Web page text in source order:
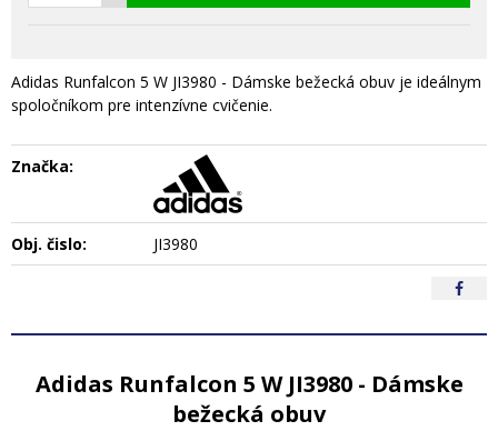
Adidas Runfalcon 5 W JI3980 - Dámske bežecká obuv je ideálnym
spoločníkom pre intenzívne cvičenie.
Značka:
Obj. čislo: JI3980
Adidas Runfalcon 5 W JI3980 - Dámske
bežecká obuv